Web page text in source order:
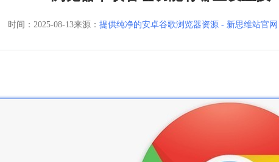
时间： 2025-08-13来源： 提供纯净的安卓谷歌浏览器资源 - 新思维站官网